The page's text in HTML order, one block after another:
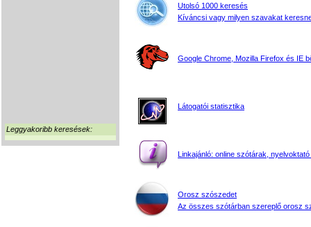
Leggyakoribb keresések:
Utolsó 1000 keresés
Kíváncsi vagy milyen szavakat
Google Chrome, Mozilla Firefox és IE
Látogatói statisztika
Linkajánló: online szótárak, nyelvoktató
Orosz szószedet
Az összes szótárban szereplő orosz